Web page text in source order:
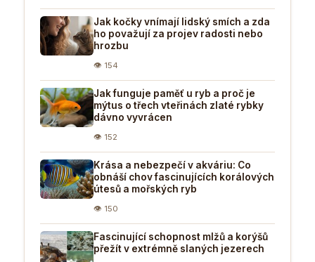
Jak kočky vnímají lidský smích a zda
ho považují za projev radosti nebo
hrozbu
👁 154
Jak funguje paměť u ryb a proč je
mýtus o třech vteřinách zlaté rybky
dávno vyvrácen
👁 152
Krása a nebezpečí v akváriu: Co
obnáší chov fascinujících korálových
útesů a mořských ryb
👁 150
Fascinující schopnost mlžů a korýšů
přežít v extrémně slaných jezerech